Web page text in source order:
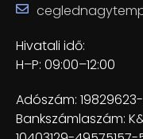
Hivatali idő:
H–P: 09:00–12:00
Adószám: 19829623-
Bankszámlaszám: